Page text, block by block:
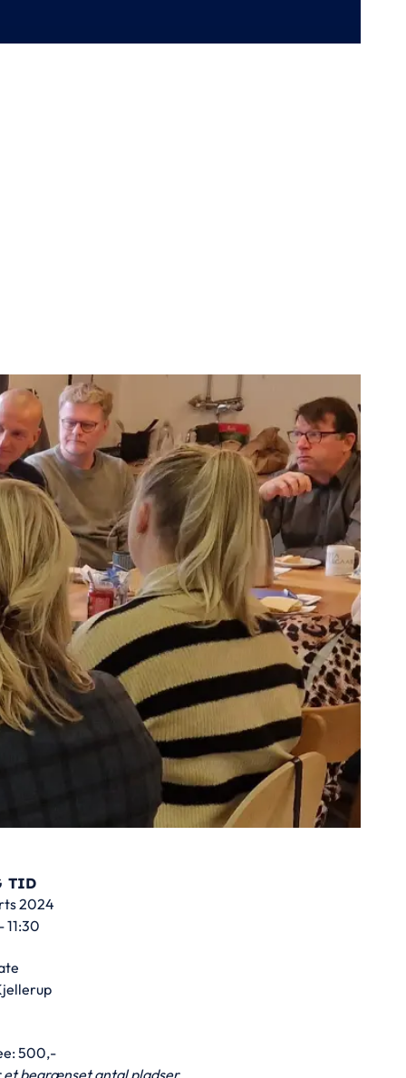
TID
2024
- 11:30
500,-